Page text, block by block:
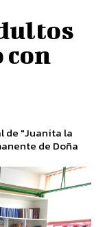
con
de "Juanita la
de Doña